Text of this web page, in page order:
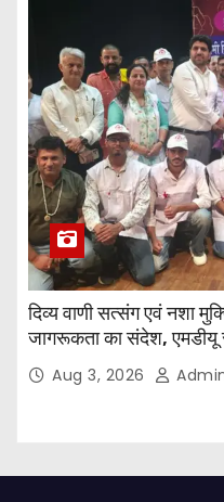
दिव्य वाणी सत्संग एवं नशा
जागरूकता का संदेश, एमडीयू
संकल्पAug 3, 2026